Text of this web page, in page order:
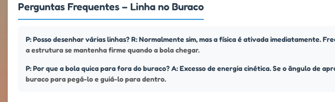
Perguntas Frequentes – Linha no Buraco
P: Posso desenhar várias linhas? R: Normalmente sim, mas a física é ativada
a estrutura se mantenha firme quando a bola chegar.
P: Por que a bola quica para fora do buraco? A: Excesso de energia cinética. Se o ângulo de
buraco para pegá-lo e guiá-lo para dentro.